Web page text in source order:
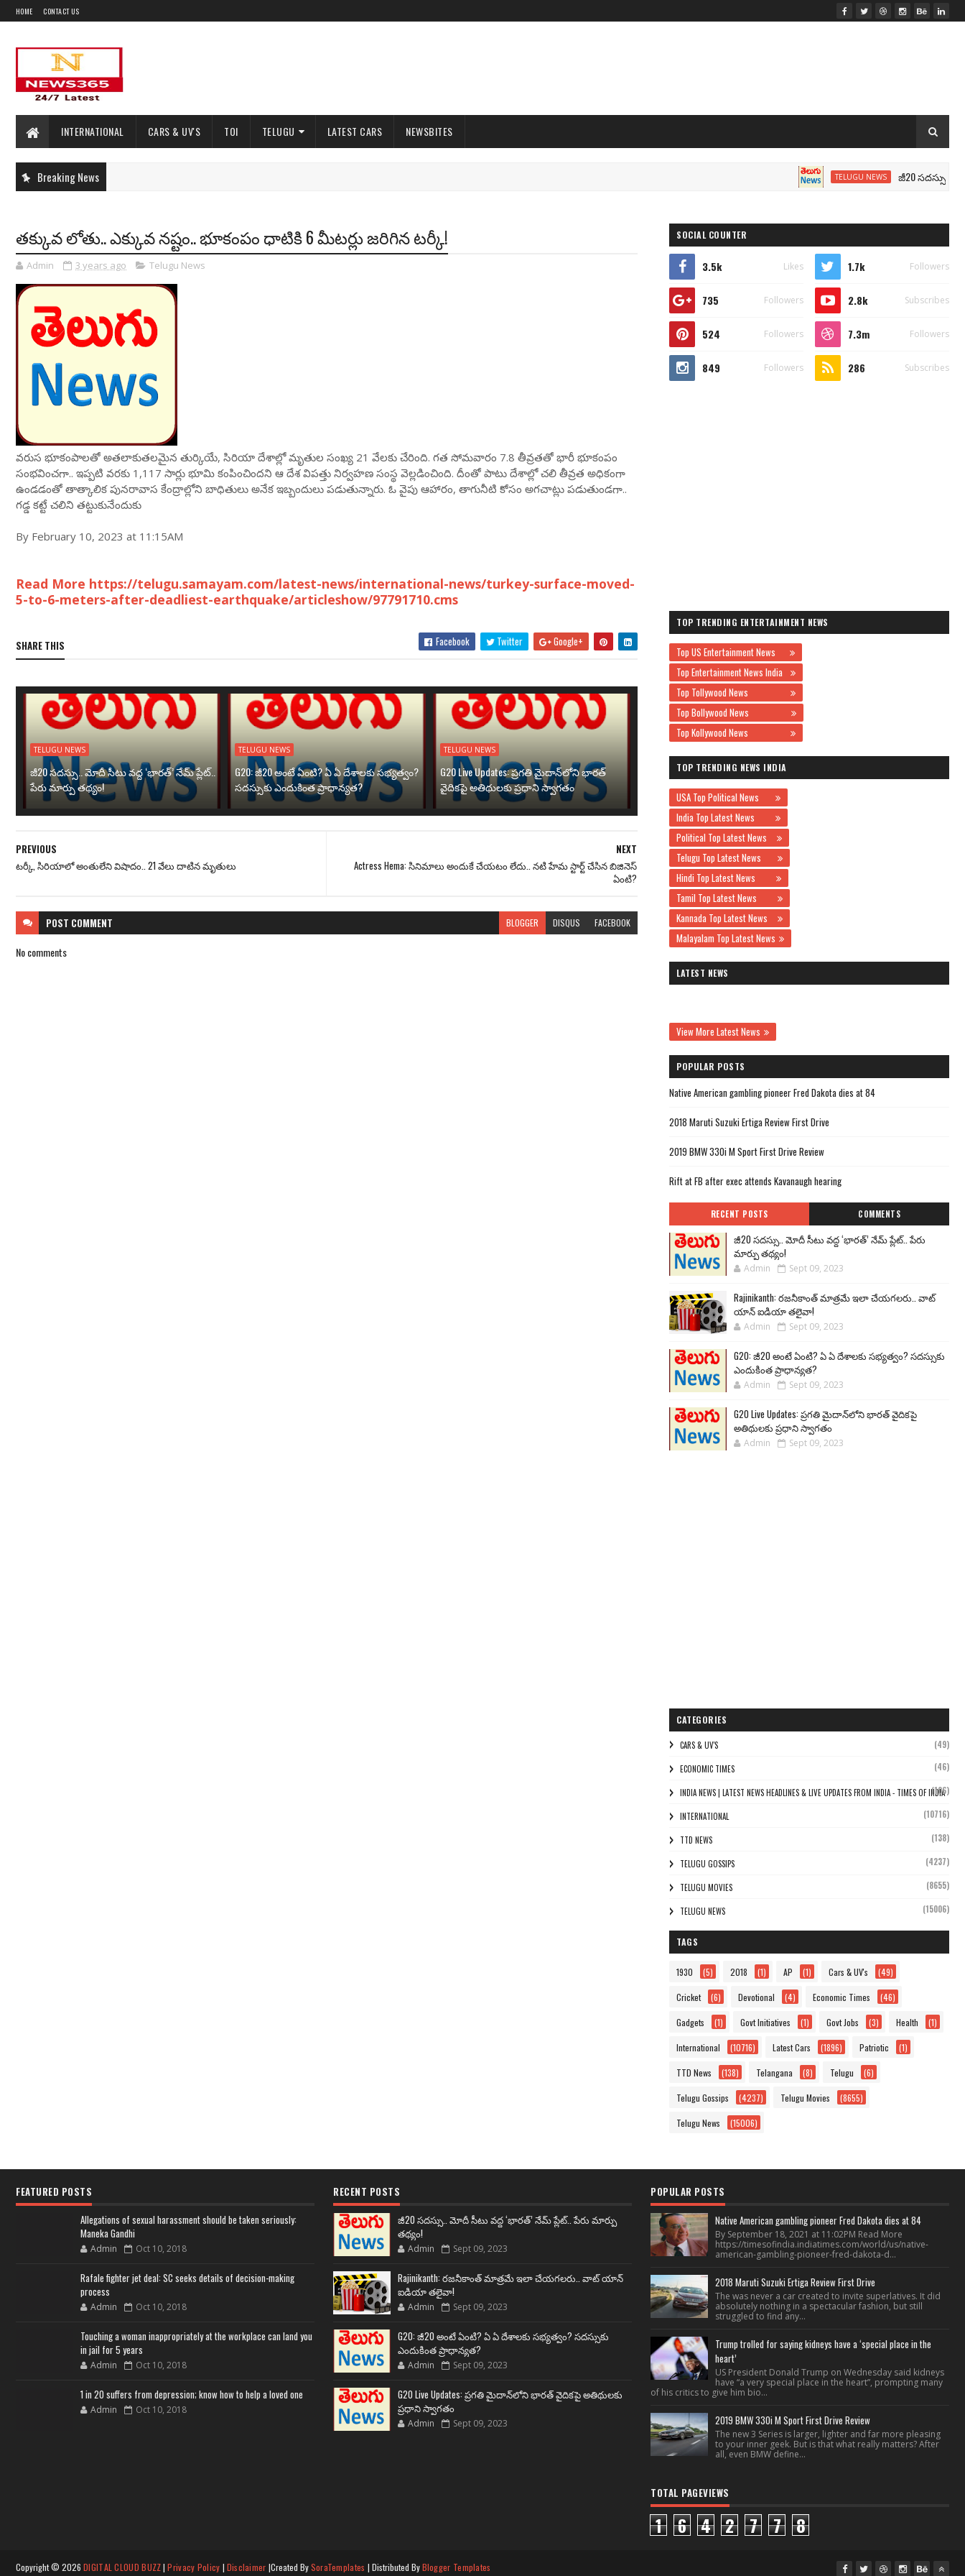
HOME CONTACT US
INTERNATIONAL CARS & UV'S TOI TELUGU LATEST CARS NEWSBITES
Breaking News TELUGU NEWS జీ20 సదస్సు.. మోదీ
తక్కువ లోతు.. ఎక్కువ నష్టం.. భూకంపం ధాటికి 6 మీటర్లు జరిగిన టర్కీ!
Admin 3 years ago Telugu News
వరుస భూకంపాలతో అతలాకుతలమైన తుర్కియే, సిరియా దేశాల్లో మృతుల సంఖ్య 21 వేలకు చేరింది. గత సోమవారం 7.8 తీవ్రతతో భారీ భూకంపం
సంభవించగా.. ఇప్పటి వరకు 1,117 సార్లు భూమి కంపించిందని ఆ దేశ విపత్తు నిర్వహణ సంస్థ వెల్లడించింది. దీంతో పాటు దేశాల్లో చలి తీవ్రత అధికంగా
ఉండడంతో తాత్కాలిక పునరావాస కేంద్రాల్లోని బాధితులు అనేక ఇబ్బందులు పడుతున్నారు. ఓ వైపు ఆహారం, తాగునీటి కోసం అగచాట్లు పడుతుండగా..
గడ్డ కట్టే చలిని తట్టుకునేందుకు
By February 10, 2023 at 11:15AM
Read More https://telugu.samayam.com/latest-news/international-news/turkey-surface-moved-
5-to-6-meters-after-deadliest-earthquake/articleshow/97791710.cms
SHARE THIS Facebook Twitter Google+
TELUGU NEWS
జీ20 సదస్సు.. మోదీ సీటు వద్ద ‘భారత్’ నేమ్ ప్లేట్‌..
పేరు మార్పు తథ్యం!
TELUGU NEWS
G20: జీ20 అంటే ఏంటి? ఏ ఏ దేశాలకు సభ్యత్వం?
సదస్సుకు ఎందుకింత ప్రాధాన్యత?
TELUGU NEWS
G20 Live Updates: ప్రగతి మైదాన్‌లోని భారత్
వైదికపై అతిథులకు ప్రధాని స్వాగతం
NEXT
Actress Hema: సినిమాలు అందుకే చేయ‌టం లేదు.. న‌టి హేమ స్టార్ట్ చేసిన బిజినెస్
ఏంటి?
PREVIOUS
టర్కీ, సిరియాలో అంతులేని విషాదం.. 21 వేలు దాటిన మృతులు
POST COMMENT BLOGGER DISQUS FACEBOOK
No comments
SOCIAL COUNTER
3.5k Likes 1.7k Followers
735 Followers 2.8k Subscribes
524 Followers 7.3m Followers
849 Followers 286 Subscribes
TOP TRENDING ENTERTAINMENT NEWS
Top US Entertainment News
Top Entertainment News India
Top Tollywood News
Top Bollywood News
Top Kollywood News
TOP TRENDING NEWS INDIA
USA Top Political News
India Top Latest News
Political Top Latest News
Telugu Top Latest News
Hindi Top Latest News
Tamil Top Latest News
Kannada Top Latest News
Malayalam Top Latest News
LATEST NEWS
View More Latest News
POPULAR POSTS
Native American gambling pioneer Fred Dakota dies at 84
2018 Maruti Suzuki Ertiga Review First Drive
2019 BMW 330i M Sport First Drive Review
Rift at FB after exec attends Kavanaugh hearing
RECENT POSTS COMMENTS
జీ20 సదస్సు.. మోదీ సీటు వద్ద ‘భారత్’ నేమ్ ప్లేట్‌.. పేరు
మార్పు తథ్యం!
Admin Sept 09, 2023
Rajinikanth: రజనీకాంత్ మాత్రమే ఇలా చేయగలరు.. వాట్
యాన్ ఐడియా తలైవా!
Admin Sept 09, 2023
G20: జీ20 అంటే ఏంటి? ఏ ఏ దేశాలకు సభ్యత్వం? సదస్సుకు
ఎందుకింత ప్రాధాన్యత?
Admin Sept 09, 2023
G20 Live Updates: ప్రగతి మైదాన్‌లోని భారత్ వైదికపై
అతిథులకు ప్రధాని స్వాగతం
Admin Sept 09, 2023
CATEGORIES
CARS & UV'S (49)
ECONOMIC TIMES (46)
INDIA NEWS | LATEST NEWS HEADLINES & LIVE UPDATES FROM INDIA - TIMES OF INDIA
(106)
INTERNATIONAL (10716)
TTD NEWS (138)
TELUGU GOSSIPS (4237)
TELUGU MOVIES (8655)
TELUGU NEWS (15006)
TAGS
1930 (5) 2018 (1) AP (1) Cars & UV's (49)
Cricket (6) Devotional (4) Economic Times (46)
Gadgets (1) Govt Initiatives (1) Govt Jobs (3) Health (1)
International (10716) Latest Cars (1896) Patriotic (1)
TTD News (138) Telangana (8) Telugu (6)
Telugu Gossips (4237) Telugu Movies (8655)
Telugu News (15006)
FEATURED POSTS
Allegations of sexual harassment should be taken seriously:
Maneka Gandhi
Admin Oct 10, 2018
Rafale fighter jet deal: SC seeks details of decision-making
process
Admin Oct 10, 2018
Touching a woman inappropriately at the workplace can land you
in jail for 5 years
Admin Oct 10, 2018
1 in 20 suffers from depression; know how to help a loved one
Admin Oct 10, 2018
RECENT POSTS
జీ20 సదస్సు.. మోదీ సీటు వద్ద ‘భారత్’ నేమ్ ప్లేట్‌.. పేరు మార్పు
తథ్యం!
Admin Sept 09, 2023
Rajinikanth: రజనీకాంత్ మాత్రమే ఇలా చేయగలరు.. వాట్ యాన్
ఐడియా తలైవా!
Admin Sept 09, 2023
G20: జీ20 అంటే ఏంటి? ఏ ఏ దేశాలకు సభ్యత్వం? సదస్సుకు
ఎందుకింత ప్రాధాన్యత?
Admin Sept 09, 2023
G20 Live Updates: ప్రగతి మైదాన్‌లోని భారత్ వైదికపై అతిథులకు
ప్రధాని స్వాగతం
Admin Sept 09, 2023
POPULAR POSTS
Native American gambling pioneer Fred Dakota dies at 84
By September 18, 2021 at 11:02PM Read More
https://timesofindia.indiatimes.com/world/us/native-
american-gambling-pioneer-fred-dakota-d...
2018 Maruti Suzuki Ertiga Review First Drive
The was never a car created to invite superlatives. It did
absolutely nothing in a spectacular fashion, but still
struggled to find any...
Trump trolled for saying kidneys have a ‘special place in the
heart’
US President Donald Trump on Wednesday said kidneys
have “a very special place in the heart”, prompting many
of his critics to give him bio...
2019 BMW 330i M Sport First Drive Review
The new 3 Series is larger, lighter and far more pleasing
to your inner geek. But is that what really matters? After
all, even BMW define...
TOTAL PAGEVIEWS
1 6 4 2 7 7 8
Copyright © 2026 DIGITAL CLOUD BUZZ|Privacy Policy | Disclaimer |Created BySoraTemplates | Distributed ByBlogger Templates